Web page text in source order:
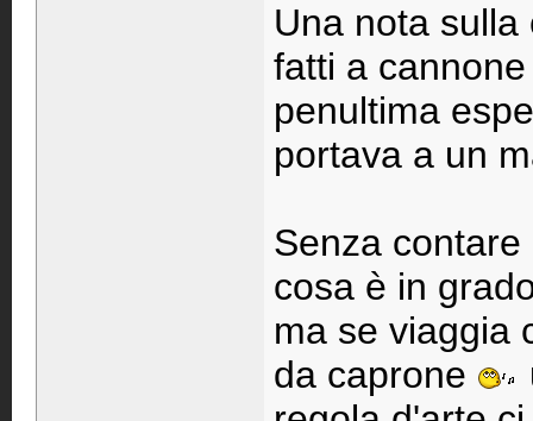
Una nota
fatti a
penultima
portava a un
Senza
cosa è in
ma se viaggia
da caprone